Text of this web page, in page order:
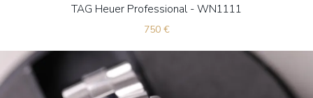
TAG Heuer Professional - WN1111
750 €